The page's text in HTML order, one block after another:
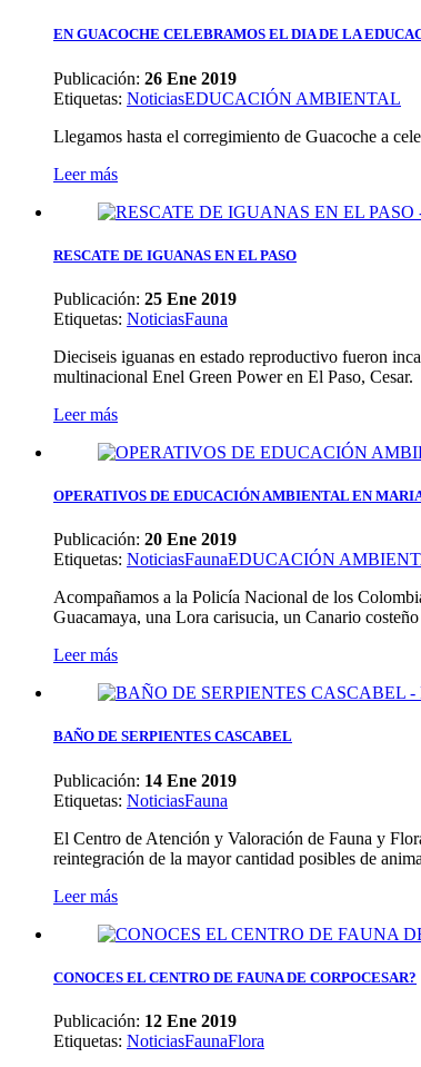
EN GUACOCHE CELEBRAMOS EL DIA DE LA
Publicación: 26 Ene 2019
Etiquetas: NoticiasEDUCACIÓN AMBIENTAL
Llegamos hasta el corregimiento de Guacoche a
Leer más
RESCATE DE IGUANAS EN EL PASO
Publicación: 25 Ene 2019
Etiquetas: NoticiasFauna
Dieciseis iguanas en estado reproductivo fueron
multinacional Enel Green Power en El Paso, Cesar.
Leer más
OPERATIVOS DE EDUCACIÓN AMBIENTAL EN
Publicación: 20 Ene 2019
Etiquetas: NoticiasFaunaEDUCACIÓN
Acompañamos a la Policía Nacional de los
Guacamaya, una Lora carisucia, un Canario
Leer más
BAÑO DE SERPIENTES CASCABEL
Publicación: 14 Ene 2019
Etiquetas: NoticiasFauna
El Centro de Atención y Valoración de Fauna y
reintegración de la mayor cantidad posibles de
Leer más
CONOCES EL CENTRO DE FAUNA DE CORPOCESAR?
Publicación: 12 Ene 2019
Etiquetas: NoticiasFaunaFlora